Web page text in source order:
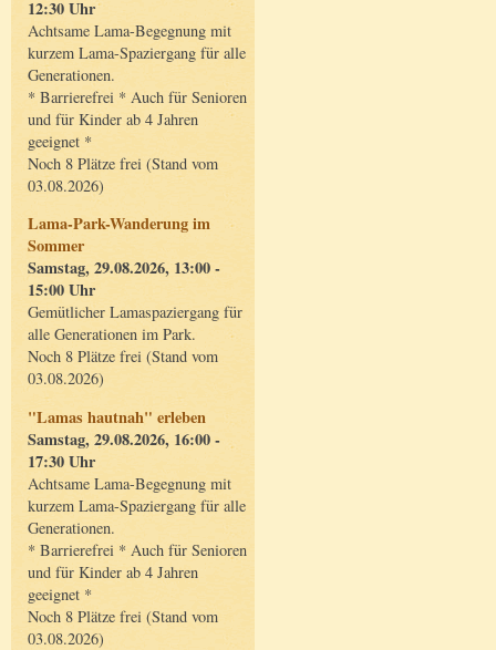
12:30 Uhr
Achtsame Lama-Begegnung mit
kurzem Lama-Spaziergang für alle
Generationen.
* Barrierefrei * Auch für Senioren
und für Kinder ab 4 Jahren
geeignet *
Noch 8 Plätze frei (Stand vom
03.08.2026)
Lama-Park-Wanderung im
Sommer
Samstag, 29.08.2026, 13:00 -
15:00 Uhr
Gemütlicher Lamaspaziergang für
alle Generationen im Park.
Noch 8 Plätze frei (Stand vom
03.08.2026)
"Lamas hautnah" erleben
Samstag, 29.08.2026, 16:00 -
17:30 Uhr
Achtsame Lama-Begegnung mit
kurzem Lama-Spaziergang für alle
Generationen.
* Barrierefrei * Auch für Senioren
und für Kinder ab 4 Jahren
geeignet *
Noch 8 Plätze frei (Stand vom
03.08.2026)